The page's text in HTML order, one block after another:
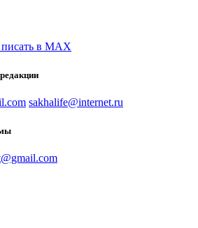
в MAX
sakhalife@internet.ru